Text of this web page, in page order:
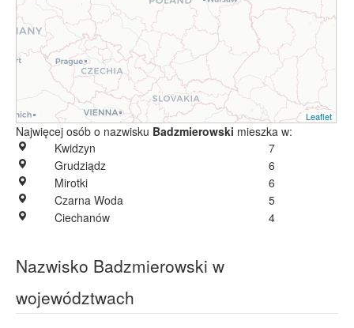
Leaflet
Najwięcej osób o nazwisku Badzmierowski mieszka w:
Kwidzyn
7
Grudziądz
6
Mirotki
6
Czarna Woda
5
Ciechanów
4
Nazwisko Badzmierowski w
województwach